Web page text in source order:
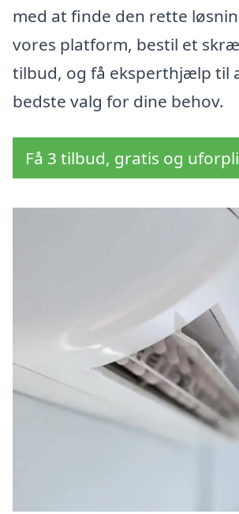
med at finde den rette
vores platform, bestil et
tilbud, og få eksperthjælp til
bedste valg for dine behov.
Få 3 tilbud, gratis og